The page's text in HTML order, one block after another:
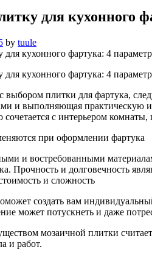
для кухонного
by tuule
выбором плитки для фартука,
и выполняющая практическую и
с интерьером комнаты,
при оформлении фартука
и востребованными
Прочность и долговечность
и сложность
создать вам
может потускнеть и даже
мозаичной плитки
и работ.